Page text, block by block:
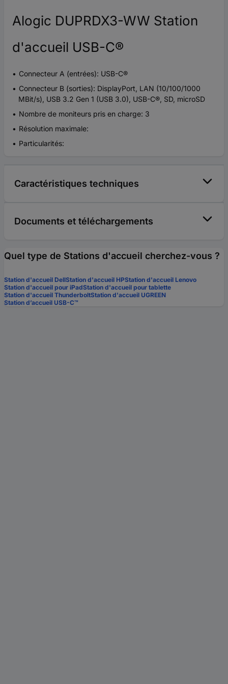
Alogic DUPRDX3-WW Station
d'accueil USB-C®
Connecteur A (entrées): USB-C®
Connecteur B (sorties): DisplayPort, LAN (10/100/1000
MBit/s), USB 3.2 Gen 1 (USB 3.0), USB-C®, SD, microSD
Nombre de moniteurs pris en charge: 3
Résolution maximale:
Particularités:
Caractéristiques techniques
Documents et téléchargements
Quel type de Stations d'accueil cherchez-vous ?
Station d'accueil DellStation d'accueil HPStation d'accueil Lenovo
Station d'accueil pour iPadStation d'accueil pour tablette
Station d'accueil ThunderboltStation d'accueil UGREEN
Station d’accueil USB-C™